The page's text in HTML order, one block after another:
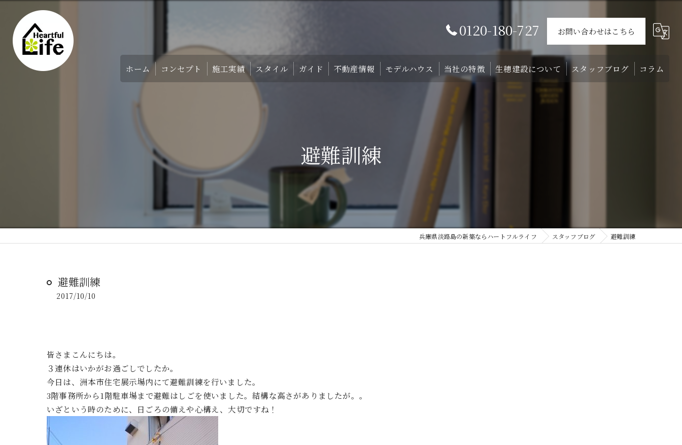
0120-180-727 お問い合わせはこちら
ホーム コンセプト 施工実績 スタイル
TRETTIO₋STYLE
HOMA-STYLE
ガイド
住まいの標準装備
家づくりのすすめ方
サポート
不動産情報 モデルハウス 当社の特徴
外構
リフォーム
生穂建設について スタッフブログ コラム
避難訓練
兵庫県淡路島の新築ならハートフルライフ スタッフブログ 避難訓練
避難訓練
2017/10/10
皆さまこんにちは。
３連休はいかがお過ごしでしたか。
今日は、洲本市住宅展示場内にて避難訓練を行いました。
3階事務所から1階駐車場まで避難はしごを使いました。結構な高さがありましたが。。
いざという時のために、日ごろの備えや心構え、大切ですね！